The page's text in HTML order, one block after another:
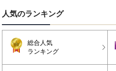
人気のランキング
総合人気
ランキング